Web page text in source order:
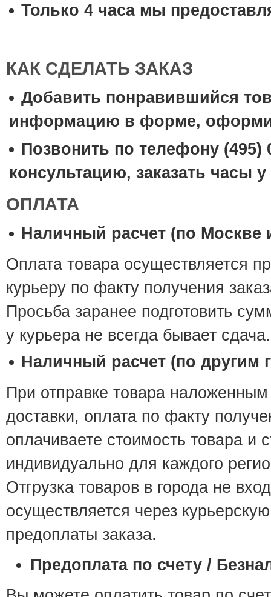
Только 4 часа мы
КАК СДЕЛАТЬ ЗАКАЗ
Добавить понравившийся
информацию в форме,
Позвонить по телефону (495)
консультацию, заказать часы
ОПЛАТА
Наличный расчет (по
Оплата товара осуществляется
курьеру по факту получения
Просьба заранее подготовить
у курьера не всегда бывает сдача.
Наличный расчет (по другим
При отправке товара
доставки, оплата по факту
оплачиваете стоимость товара и
индивидуально для каждого
Отгрузка товаров в города не
осуществляется через
предоплаты заказа.
Предоплата по счету /